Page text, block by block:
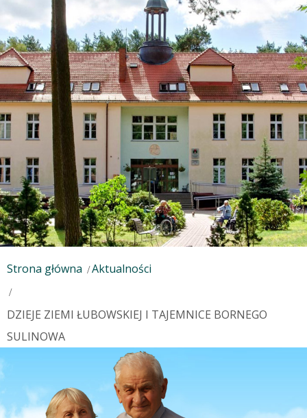
Strona główna Aktualności
DZIEJE ZIEMI ŁUBOWSKIEJ I TAJEMNICE BORNEGO
SULINOWA